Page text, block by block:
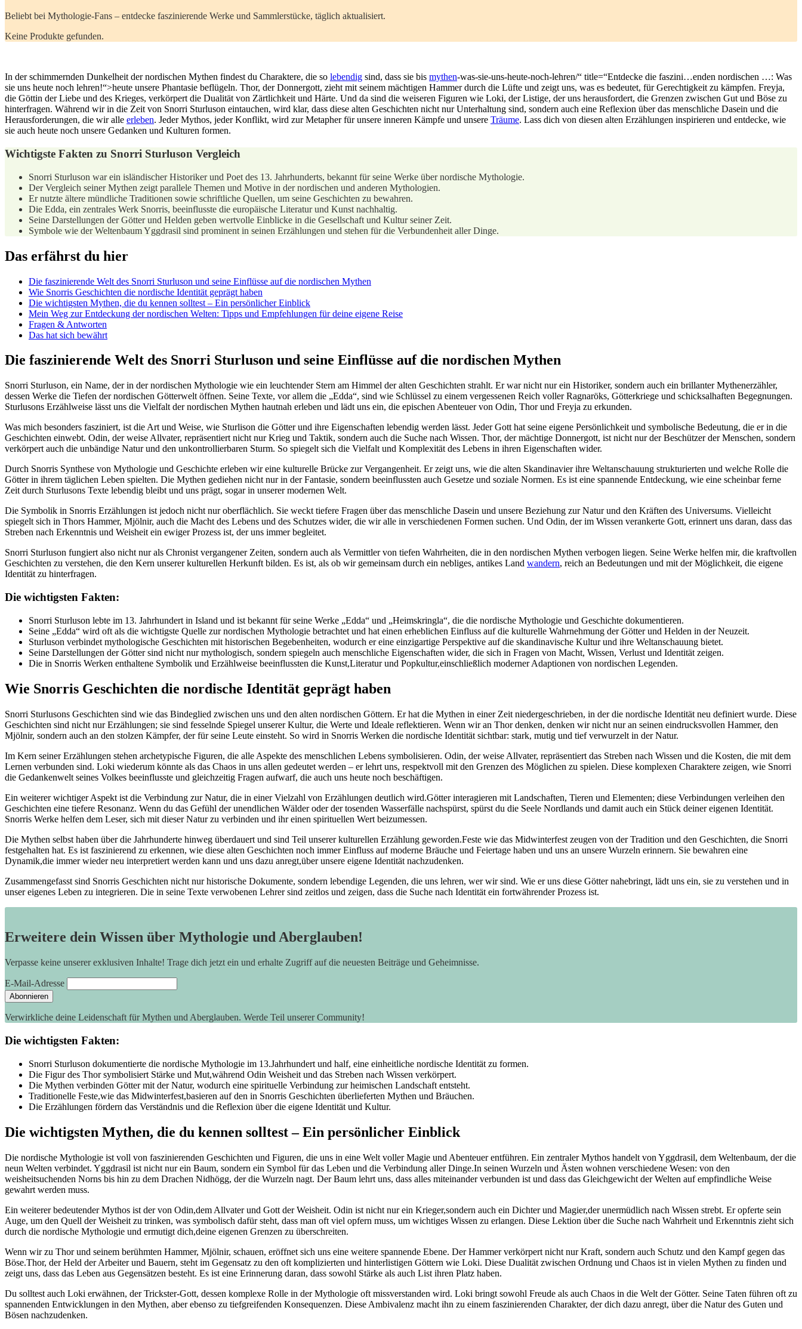
Beliebt ​bei Mythologie-Fans​ – ⁣entdecke faszinierende Werke ​und Sammlerstücke, täglich aktualisiert.
Keine Produkte gefunden.
In der schimmernden Dunkelheit der nordischen Mythen ‌findest du Charaktere, ‍die so lebendig sind, dass sie⁣ bis‌ mythen-was-sie-uns-heute-noch-lehren/“ title=“Entdecke die faszini…enden nordischen …: Was
sie uns heute noch lehren!“>heute unsere⁢ Phantasie ⁤beflügeln. ⁢Thor, der Donnergott,‌ zieht ⁤mit seinem ⁤mächtigen Hammer durch die Lüfte und⁢ zeigt uns, was es⁢ bedeutet, für Gerechtigkeit‌ zu kämpfen. Freyja,
die ⁣Göttin ‌der ⁣Liebe und des Krieges, ​verkörpert⁢ die Dualität von Zärtlichkeit und ⁢Härte. Und⁣ da sind⁢ die​ weiseren Figuren wie Loki, ⁣der⁤ Listige,⁢ der ​uns herausfordert, die Grenzen zwischen Gut ‌und Böse zu⁢
hinterfragen. Während wir in ‌die Zeit von ‍Snorri Sturluson eintauchen, ‌wird klar, dass diese alten Geschichten ​nicht nur Unterhaltung sind, sondern auch eine Reflexion‍ über ⁢das‍ menschliche Dasein ‍und‌ die⁣
Herausforderungen, die wir alle erleben. ⁢Jeder ⁢Mythos, ‌jeder Konflikt, wird zur Metapher für ‍unsere inneren Kämpfe und unsere Träume. Lass dich von ⁢diesen⁤ alten Erzählungen ‍inspirieren ⁢und⁤ entdecke, wie
sie auch heute ⁢noch unsere Gedanken und Kulturen formen.
Wichtigste Fakten zu Snorri ⁣Sturluson‌ Vergleich
Snorri Sturluson war ⁢ein isländischer‍ Historiker und Poet des 13. Jahrhunderts, bekannt ‌für seine Werke über nordische Mythologie.
Der Vergleich seiner Mythen zeigt parallele Themen und Motive in der nordischen und​ anderen Mythologien.
Er nutzte ältere mündliche Traditionen⁣ sowie ⁣schriftliche Quellen, ‍um seine Geschichten zu⁣ bewahren.
Die Edda, ein zentrales Werk ⁣Snorris, beeinflusste die europäische Literatur ‌und Kunst⁢ nachhaltig.
Seine Darstellungen der Götter ⁣und Helden ‍geben‍ wertvolle Einblicke in die Gesellschaft⁣ und Kultur seiner Zeit.
Symbole wie der Weltenbaum Yggdrasil sind prominent in seinen ⁢Erzählungen‍ und​ stehen​ für die⁤ Verbundenheit⁤ aller Dinge.
Das erfährst du hier
Die faszinierende⁣ Welt ⁣des Snorri Sturluson ​und seine Einflüsse auf die‌ nordischen⁤ Mythen
Wie Snorris Geschichten ⁢die nordische ‍Identität geprägt haben
Die wichtigsten​ Mythen, die du kennen solltest⁤ – Ein persönlicher Einblick
Mein Weg zur ​Entdeckung der nordischen Welten: ‍Tipps und Empfehlungen für​ deine eigene Reise
Fragen‍ &⁤ Antworten
Das​ hat ⁤sich bewährt
Die faszinierende ⁢Welt⁢ des Snorri ‌Sturluson und seine‌ Einflüsse auf die ⁣nordischen ‌Mythen
Snorri Sturluson, ein Name, der in der nordischen ⁣Mythologie⁢ wie ein leuchtender Stern am Himmel der alten Geschichten ​strahlt. Er war nicht nur ein Historiker, sondern auch ein brillanter Mythenerzähler,
dessen Werke die Tiefen der ‍nordischen Götterwelt öffnen. Seine ⁤Texte, vor allem die „Edda“, sind wie Schlüssel zu einem vergessenen Reich voller Ragnaröks, Götterkriege und schicksalhaften Begegnungen.
Sturlusons Erzählweise lässt uns die⁣ Vielfalt der nordischen Mythen ⁣hautnah erleben und‌ lädt​ uns⁣ ein, die ⁢epischen Abenteuer von ⁢Odin, Thor ‍und ​Freyja zu​ erkunden.
Was mich besonders⁤ fasziniert, ‍ist die‌ Art ‍und⁤ Weise, wie Sturlison die⁢ Götter‌ und ihre Eigenschaften lebendig werden lässt. Jeder​ Gott hat ​seine ‌eigene Persönlichkeit und symbolische Bedeutung,​ die er in die
Geschichten ‍einwebt. ​Odin,⁤ der weise Allvater, repräsentiert nicht nur ⁢Krieg und Taktik,‌ sondern auch⁣ die Suche nach Wissen.⁢ Thor, der mächtige ‌Donnergott, ist nicht nur der‍ Beschützer der ⁤Menschen, sondern⁢
verkörpert auch die unbändige Natur und ⁤den unkontrollierbaren Sturm.‍ So spiegelt sich die Vielfalt und​ Komplexität des ⁣Lebens in ihren Eigenschaften wider.
Durch Snorris Synthese von⁤ Mythologie und Geschichte erleben wir​ eine kulturelle ⁢Brücke zur Vergangenheit. Er zeigt​ uns,‌ wie​ die alten Skandinavier ihre⁢ Weltanschauung‌ strukturierten und welche Rolle die
Götter​ in ihrem täglichen Leben ⁢spielten. Die Mythen gediehen nicht nur in ‌der Fantasie, sondern beeinflussten auch Gesetze ​und soziale⁤ Normen. Es ist eine spannende ‌Entdeckung,​ wie⁤ eine scheinbar⁣ ferne
Zeit durch ‍Sturlusons ⁢Texte lebendig bleibt und uns prägt,⁣ sogar in unserer ⁢modernen Welt.
Die Symbolik in Snorris Erzählungen ist jedoch nicht​ nur ​oberflächlich. Sie weckt tiefere ⁣Fragen⁤ über das‌ menschliche ‍Dasein‍ und unsere Beziehung zur⁣ Natur und⁣ den Kräften‍ des Universums. Vielleicht
spiegelt sich in Thors Hammer,‍ Mjölnir, auch ⁤die⁢ Macht des ⁤Lebens und ⁣des Schutzes wider, die wir alle in verschiedenen Formen suchen. Und Odin, der im Wissen​ verankerte Gott, ⁢erinnert‌ uns ⁢daran,⁤ dass das
Streben nach Erkenntnis und Weisheit ein​ ewiger Prozess‌ ist,​ der uns immer ⁤begleitet.
Snorri Sturluson ‌fungiert also ‌nicht nur als Chronist vergangener Zeiten, ‌sondern auch als Vermittler von tiefen Wahrheiten, ⁢die in⁢ den nordischen Mythen verbogen ‍liegen. ⁣Seine Werke helfen ​mir, die kraftvollen
Geschichten zu verstehen, ‍die den Kern unserer kulturellen Herkunft‍ bilden. ⁢Es ist, ⁤als ⁣ob⁤ wir gemeinsam durch ein‍ nebliges, ​antikes Land wandern, reich an Bedeutungen ​und mit der ‌Möglichkeit, die ​eigene
Identität zu hinterfragen.
Die‍ wichtigsten Fakten:
Snorri Sturluson lebte⁢ im 13. Jahrhundert in⁢ Island⁢ und ist bekannt⁤ für seine Werke „Edda“ und „Heimskringla“, die die nordische Mythologie und Geschichte dokumentieren.
Seine „Edda“ wird ⁣oft als die⁤ wichtigste Quelle zur nordischen Mythologie betrachtet ⁣und hat einen erheblichen Einfluss⁤ auf ​die kulturelle‌ Wahrnehmung der Götter und ⁤Helden in der‌ Neuzeit.
Sturluson verbindet mythologische Geschichten mit ⁣historischen ⁢Begebenheiten, wodurch ‍er eine einzigartige Perspektive auf ‌die skandinavische Kultur und ihre Weltanschauung‍ bietet.
Seine ‍Darstellungen der⁢ Götter sind nicht ‍nur mythologisch, sondern spiegeln auch menschliche⁢ Eigenschaften‌ wider, die sich in Fragen⁢ von Macht, ⁣Wissen, Verlust und Identität zeigen.
Die in ​Snorris Werken enthaltene Symbolik‌ und ⁢Erzählweise ⁤beeinflussten‌ die Kunst,Literatur und Popkultur,einschließlich moderner Adaptionen von nordischen Legenden.
Wie Snorris ⁤Geschichten⁢ die nordische Identität geprägt ​haben
Snorri Sturlusons Geschichten ‌sind wie das Bindeglied zwischen uns und den alten nordischen Göttern. Er hat ⁢die Mythen in einer‍ Zeit niedergeschrieben, in⁤ der die nordische Identität neu definiert ‍wurde. Diese
⁤Geschichten sind nicht nur ‍Erzählungen; sie ​sind fesselnde Spiegel unserer⁤ Kultur, die Werte​ und‌ Ideale reflektieren. Wenn wir an Thor denken, denken wir nicht ⁣nur an seinen eindrucksvollen Hammer, den
Mjölnir, ​sondern ⁤auch an den stolzen Kämpfer, ⁤der für seine Leute einsteht. So ⁤wird​ in Snorris Werken ‌die nordische Identität sichtbar: stark,⁣ mutig und tief ⁢verwurzelt‍ in der Natur.
Im Kern seiner ‍Erzählungen stehen archetypische Figuren,‌ die alle Aspekte des menschlichen Lebens ‌symbolisieren. Odin, der weise‍ Allvater, ​repräsentiert das ‍Streben nach Wissen und die Kosten, ⁤die mit dem
Lernen⁣ verbunden sind.​ Loki wiederum könnte ⁢als das Chaos in uns allen gedeutet werden – er⁢ lehrt uns, respektvoll mit den Grenzen ‍des Möglichen zu spielen. Diese komplexen‌ Charaktere zeigen, wie Snorri
die ‍Gedankenwelt seines Volkes beeinflusste und gleichzeitig ​Fragen aufwarf, die auch uns heute noch beschäftigen.
Ein weiterer wichtiger Aspekt ist⁣ die Verbindung zur Natur, die in einer Vielzahl von Erzählungen deutlich ​wird.Götter interagieren mit Landschaften, Tieren und Elementen; diese Verbindungen​ verleihen den
Geschichten eine tiefere Resonanz. Wenn​ du das Gefühl⁣ der unendlichen Wälder oder der tosenden Wasserfälle ⁤nachspürst, spürst ⁢du die‌ Seele​ Nordlands⁣ und damit auch ein Stück deiner ⁣eigenen Identität.
Snorris Werke helfen dem Leser,⁣ sich mit dieser⁢ Natur zu ⁤verbinden und ihr einen⁢ spirituellen Wert ‌beizumessen.
Die Mythen selbst haben über die Jahrhunderte ⁢hinweg überdauert und sind Teil unserer kulturellen ​Erzählung geworden.Feste‌ wie ⁣das Midwinterfest zeugen ⁢von der Tradition und ​den Geschichten, ‌die Snorri
⁢festgehalten hat. Es ist​ faszinierend zu erkennen, wie diese ​alten Geschichten noch immer Einfluss ⁤auf moderne Bräuche und⁤ Feiertage haben und​ uns an unsere Wurzeln erinnern. Sie ⁣bewahren eine
Dynamik,die⁤ immer⁤ wieder⁤ neu‍ interpretiert ‍werden kann ​und uns‌ dazu anregt,über unsere eigene Identität nachzudenken.
Zusammengefasst sind Snorris Geschichten nicht nur historische⁣ Dokumente, sondern ⁣lebendige Legenden, die uns‌ lehren, wer ⁢wir​ sind. Wie er uns diese Götter nahebringt, lädt uns ​ein, sie zu verstehen und in⁤
unser eigenes⁤ Leben zu integrieren. Die in seine‍ Texte verwobenen Lehrer sind zeitlos und zeigen, dass die Suche nach Identität ein fortwährender Prozess ist.
Erweitere dein Wissen über Mythologie und Aberglauben!
Verpasse keine unserer exklusiven Inhalte! Trage dich jetzt ein und erhalte Zugriff auf die neuesten Beiträge und Geheimnisse.
E-Mail-Adresse
Verwirkliche deine Leidenschaft für Mythen und Aberglauben. Werde Teil unserer Community!
Die​ wichtigsten Fakten:
Snorri Sturluson dokumentierte ‍die nordische Mythologie⁢ im 13.Jahrhundert und half, ​eine einheitliche nordische Identität zu formen.
Die Figur des⁤ Thor symbolisiert‌ Stärke ​und Mut,während Odin​ Weisheit und das Streben nach Wissen verkörpert.
Die Mythen verbinden⁤ Götter mit der Natur, ⁢wodurch eine ⁣spirituelle‌ Verbindung zur heimischen Landschaft⁤ entsteht.
Traditionelle ⁣Feste,wie das Midwinterfest,basieren⁣ auf den in Snorris⁣ Geschichten überlieferten Mythen und ​Bräuchen.
Die​ Erzählungen‌ fördern das Verständnis und die Reflexion über ​die eigene Identität und Kultur.
Die ⁣wichtigsten Mythen, die du‍ kennen ‌solltest – Ein persönlicher Einblick
Die⁤ nordische Mythologie ist ​voll von faszinierenden⁢ Geschichten und Figuren, die uns in eine Welt voller Magie und ​Abenteuer entführen.⁤ Ein zentraler Mythos‍ handelt von ⁣Yggdrasil, dem Weltenbaum, der die
neun Welten verbindet. Yggdrasil ist nicht nur ein Baum, sondern ⁢ein Symbol für das⁣ Leben und die ‍Verbindung aller Dinge.In seinen Wurzeln‍ und Ästen⁤ wohnen verschiedene Wesen: von den
weisheitsuchenden ⁢Norns bis hin zu dem ‌Drachen Nidhögg, der die Wurzeln nagt. Der Baum ‌lehrt uns,⁤ dass alles ⁢miteinander​ verbunden ist und ‌dass das ⁤Gleichgewicht der Welten auf empfindliche Weise
gewahrt werden muss.
Ein weiterer bedeutender Mythos⁤ ist der von Odin,dem Allvater und Gott​ der Weisheit.⁢ Odin ⁤ist nicht ‌nur ​ein ⁤Krieger,sondern auch ein Dichter ⁢und ⁣Magier,der unermüdlich nach ‌Wissen strebt. Er opferte sein
Auge,‍ um ⁤den Quell der Weisheit ⁢zu ⁢trinken, ‌was ‌symbolisch dafür steht, dass man oft⁣ viel opfern muss,‌ um wichtiges Wissen‌ zu ‌erlangen. Diese Lektion über die Suche nach Wahrheit‌ und Erkenntnis zieht sich
⁣durch ‍die nordische Mythologie und ⁣ermutigt dich,deine eigenen Grenzen zu überschreiten.
Wenn wir⁤ zu⁣ Thor und ⁣seinem berühmten Hammer, Mjölnir, ‌schauen, eröffnet sich uns ‌eine ‍weitere ⁢spannende⁢ Ebene. Der⁣ Hammer verkörpert ‌nicht nur Kraft, ⁢sondern auch Schutz und den Kampf gegen das⁤
Böse.Thor,‌ der⁣ Held der Arbeiter⁤ und Bauern, steht im Gegensatz zu ⁢den oft komplizierten und hinterlistigen Göttern wie Loki.‍ Diese ‍Dualität zwischen⁣ Ordnung und Chaos ‍ist in‌ vielen Mythen zu‌ finden und ​
zeigt uns, ⁢dass ‍das⁢ Leben aus Gegensätzen besteht.⁤ Es ist‍ eine‍ Erinnerung daran, dass sowohl ⁤Stärke als auch List ihren‍ Platz haben.
Du solltest auch Loki erwähnen, der​ Trickster-Gott, ​dessen komplexe ⁤Rolle in ⁣der‌ Mythologie oft missverstanden‌ wird. Loki bringt ‍sowohl​ Freude‌ als⁤ auch⁤ Chaos in die Welt der Götter.‌ Seine ⁤Taten führen oft zu
spannenden‌ Entwicklungen in den Mythen, ​aber ebenso zu⁤ tiefgreifenden Konsequenzen. Diese Ambivalenz ⁢macht ihn zu einem faszinierenden Charakter, der⁣ dich ‍dazu ⁣anregt, über die Natur des‍ Guten und⁤
Bösen​ nachzudenken.